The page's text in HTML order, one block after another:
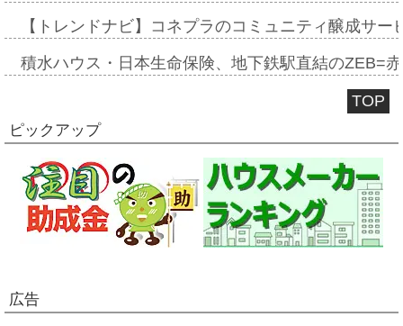
【トレンドナビ】コネプラのコミュニティ醸成サ
積水ハウス・日本生命保険、地下鉄駅直結のZEB=
TOP
ピックアップ
広告